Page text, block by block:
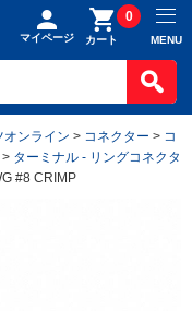
マイページ カート
0
MENU
オンライン > コネクター > コ
> ターミナル - リングコネクタ
#8 CRIMP